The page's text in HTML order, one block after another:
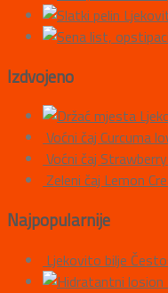
Izdvojeno
Voćni čaj Curcuma
Voćni čaj
Zeleni čaj Lemon
Najpopularnije
Ljekovito bilje